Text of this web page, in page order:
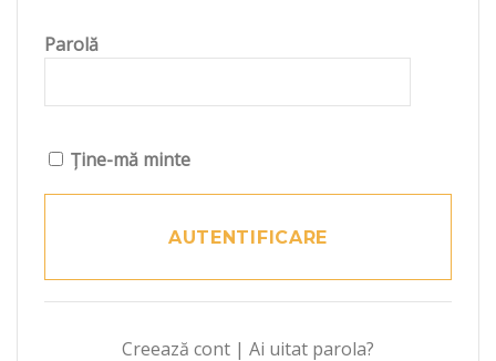
Parolă
Ține-mă minte
Creează cont | Ai uitat parola?